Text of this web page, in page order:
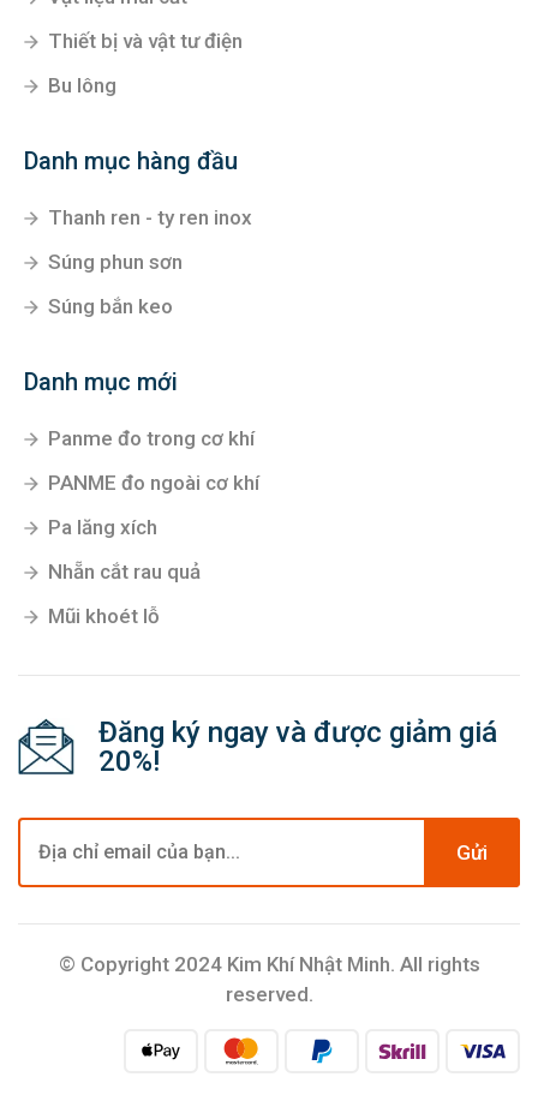
Thiết bị và vật tư điện
Bu lông
Danh mục hàng đầu
Thanh ren - ty ren inox
Súng phun sơn
Súng bắn keo
Danh mục mới
Panme đo trong cơ khí
PANME đo ngoài cơ khí
Pa lăng xích
Nhẵn cắt rau quả
Mũi khoét lỗ
Đăng ký ngay và được giảm giá
20%!
Gửi
© Copyright 2024 Kim Khí Nhật Minh. All rights
reserved.